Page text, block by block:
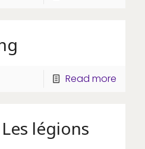
Read more
légions